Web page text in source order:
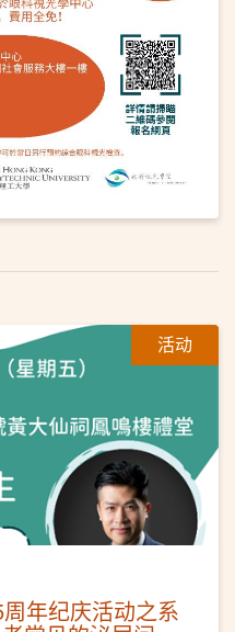
活动
年纪庆活动之系